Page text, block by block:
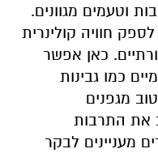
וטעמים מגוונים.
חוויה קולינרית
כאן אפשר
כמו גבינות
טוב מגפנים
את התרבות
מעניינים לבקר